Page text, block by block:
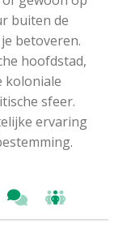
buiten de
betoveren.
hoofdstad,
koloniale
sfeer.
ervaring